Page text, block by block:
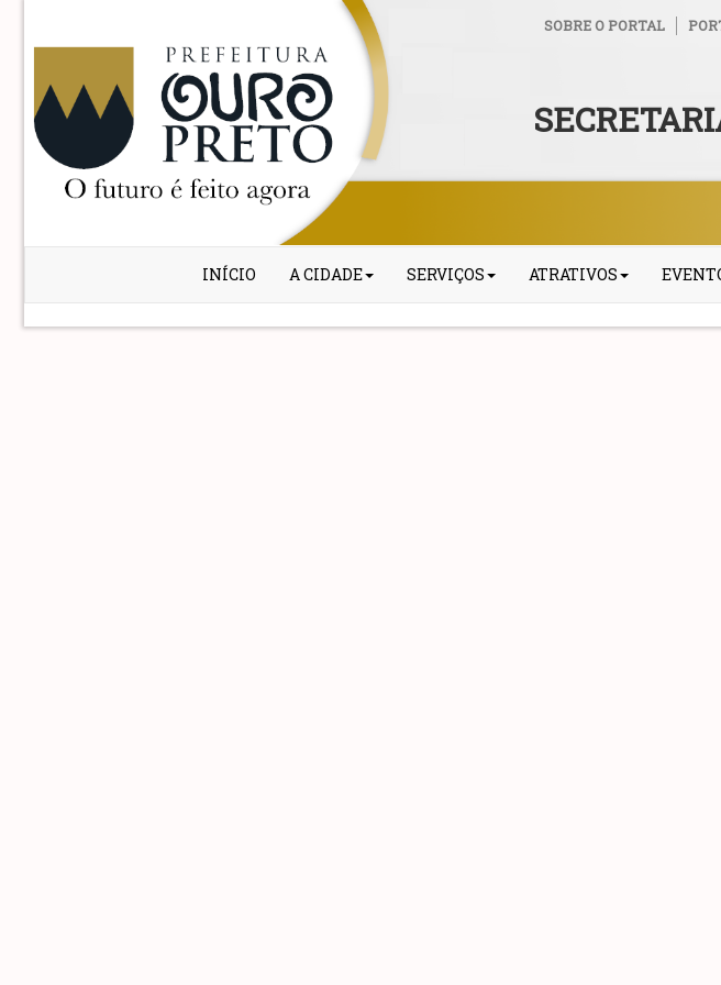
SOBRE O PORTAL
INÍCIO A CIDADE SERVIÇOS ATRATIVOS